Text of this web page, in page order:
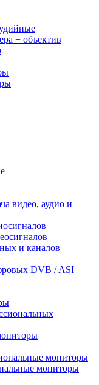
+ объектив
видео, аудио и
и каналов
DVB / ASI
мониторы
мониторы